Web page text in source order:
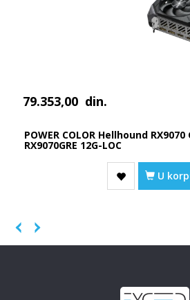
79.353,00 din.
POWER COLOR Hellhound RX9070
RX9070GRE 12G-LOC
U